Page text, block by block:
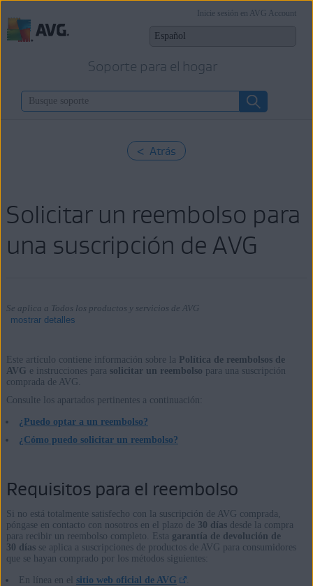
Soporte para el hogar
Inicie sesión en AVG Account
< Atrás
Solicitar un reembolso para
una suscripción de AVG
Se aplica a Todos los productos y servicios de AVG
mostrar detalles
Productos:
Sistemas operativos:
Este artículo contiene información sobre la Política de reembolsos de
AVG e instrucciones para solicitar un reembolso para una suscripción
comprada de AVG.
Consulte los apartados pertinentes a continuación:
¿Puedo optar a un reembolso?
¿Cómo puedo solicitar un reembolso?
Requisitos para el reembolso
Si no está totalmente satisfecho con la suscripción de AVG comprada,
póngase en contacto con nosotros en el plazo de 30 díasdesde la compra
para recibir un reembolso completo. Esta garantía de devolución de
30 díasse aplica a suscripciones de productos de AVG para consumidores
que se hayan comprado por los métodos siguientes:
En línea en el sitio web oficial de AVG
.